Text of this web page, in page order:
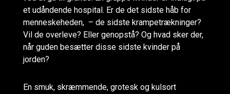
et udåndende hospital. Er de det sidste håb for
menneskeheden, – de sidste krampetrækninger?
Vil de overleve? Eller genopstå? Og hvad sker der,
når guden besætter disse sidste kvinder på
jorden?
En smuk, skræmmende, grotesk og kulsort